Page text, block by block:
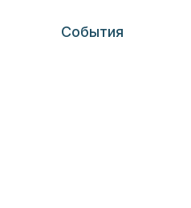
События